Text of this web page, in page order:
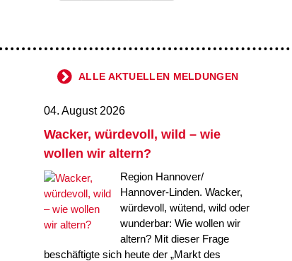
ALLE AKTUELLEN MELDUNGEN
04. August 2026
Wacker, würdevoll, wild – wie
wollen wir altern?
Region Hannover/
Hannover-Linden. Wacker,
würdevoll, wütend, wild oder
wunderbar: Wie wollen wir
altern? Mit dieser Frage
beschäftigte sich heute der „Markt des